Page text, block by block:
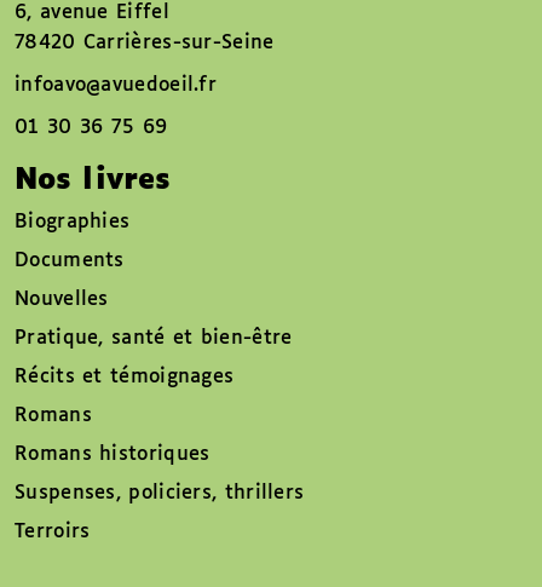
6, avenue Eiffel
78420 Carrières-sur-Seine
infoavo@avuedoeil.fr
01 30 36 75 69
Nos livres
Biographies
Documents
Nouvelles
Pratique, santé et bien-être
Récits et témoignages
Romans
Romans historiques
Suspenses, policiers, thrillers
Terroirs